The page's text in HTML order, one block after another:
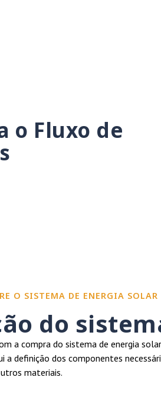
o Fluxo de
O SISTEMA DE ENERGIA SOLAR
do
a compra do sistema de energia
a definição dos componentes
materiais.